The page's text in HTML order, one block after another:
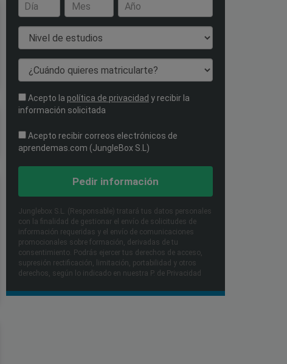
Día
Mes Año
Nivel de estudios
¿Cuándo quieres matricularte?
Acepto la política de privacidad y recibir la
información solicitada
Acepto recibir correos electrónicos de
aprendemas.com (JungleBox S.L)
Pedir información
Junglebox S.L. (Responsable) tratará tus datos personales
con la finalidad de gestionar el envío de solicitudes de
información requeridas y el envío de comunicaciones
promocionales sobre formación, derivadas de tu
consentimiento. Podrás ejercer tus derechos de acceso,
supresión rectificación, limitación, portabilidad y otros
derechos, según lo indicado en nuestra P. de Privacidad​